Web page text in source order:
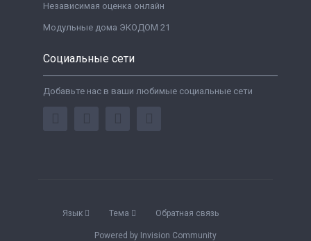
Независимая оценка онлайн
Модульные дома ЭКОДОМ 21
Социальные сети
Добавьте нас в ваши любимые социальные сети
Язык Тема Обратная связь
Powered by Invision Community